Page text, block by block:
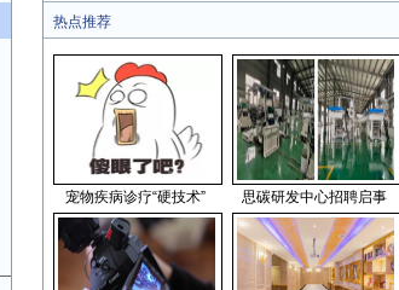
热点推荐
宠物疾病诊疗“硬技术” 思碳研发中心招聘启事